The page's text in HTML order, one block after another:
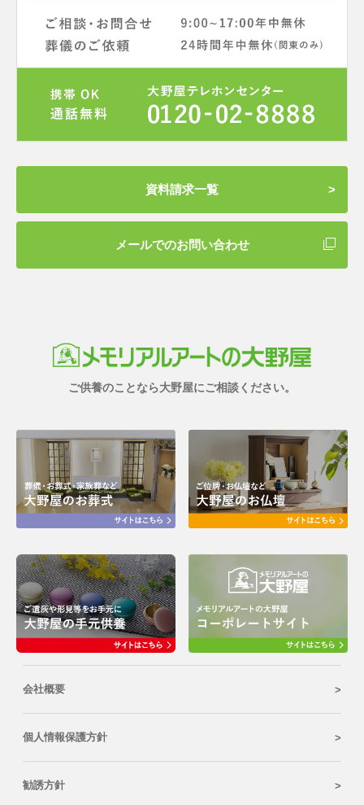
資料請求一覧
メールでのお問い合わせ
ご供養のことなら大野屋にご相談ください。
会社概要
個人情報保護方針
勧誘方針